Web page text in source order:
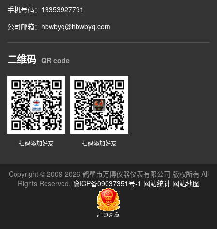
手机号码：13353927791
公司邮箱：hbwbyq@hbwbyq.com
二维码 QR code
扫码添加好友 扫码添加好友
Copyright © 2009-2026 鹤壁市万博仪器仪表有限公司 版权所有 All
Rights Reserved. 豫ICP备09037351号-1 网站统计 网站地图